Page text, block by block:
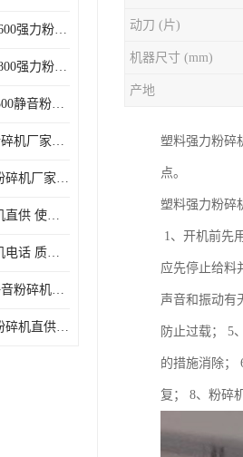
性能稳定 广东PC-600强力粉碎机电话
性能稳定 汕头PC-800强力粉碎机厂家批发
汕头震龙ZHL-SA500静音粉碎机多少钱一台
ZHL-SA600静音粉碎机厂家电话 质量可靠
汕头震龙500强力粉碎机厂家批发 噪音低
广东800静音粉碎机直供 使用寿命长
广东300强力粉碎机电话 质量可靠
强力ZHL-SA400静音粉碎机多少钱一台 密封防尘
广东塑料230静音粉碎机直供 使用寿命长
动刀 (片)
机器尺寸 (mm)
产地
塑料强力粉碎
点。
塑料强力粉碎
1、开机前先
应先停止给料
声音和振动有
防止过载； 5
的措施消除；
复； 8、粉碎